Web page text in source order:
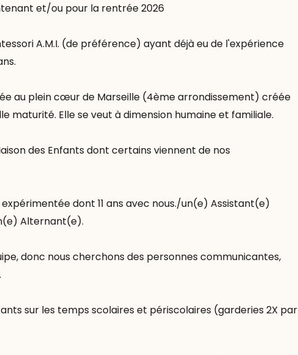
et/ou pour la rentrée 2026
A.M.I. (de préférence) ayant déjà eu de l'expérience
au plein cœur de Marseille (4ème arrondissement) créée
maturité. Elle se veut à dimension humaine et familiale.
des Enfants dont certains viennent de nos
expérimentée dont 11 ans avec nous./un(e) Assistant(e)
Alternant(e).
donc nous cherchons des personnes communicantes,
sur les temps scolaires et périscolaires (garderies 2X par